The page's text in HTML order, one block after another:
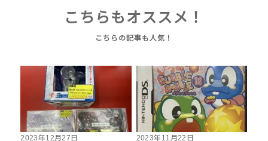
こちらもオススメ！
2023年12月27日
2023年11月22日